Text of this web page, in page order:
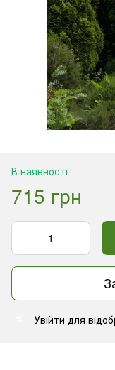
В наявності
715 грн
Увійти для